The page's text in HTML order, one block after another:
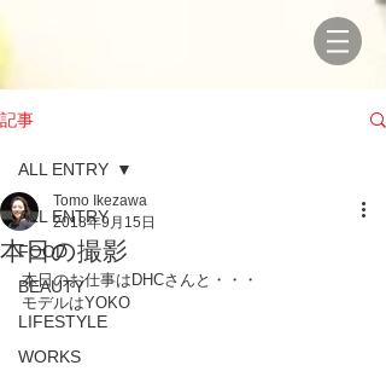
記事
ALL ENTRY
FOOD
BEAUTY
LIFESTYLE
WORKS
ALL ENTRY
本日の撮影
Tomo Ikezawa
2018年9月15日
本日のお仕事はDHCさんと・・・
モデルはYOKO